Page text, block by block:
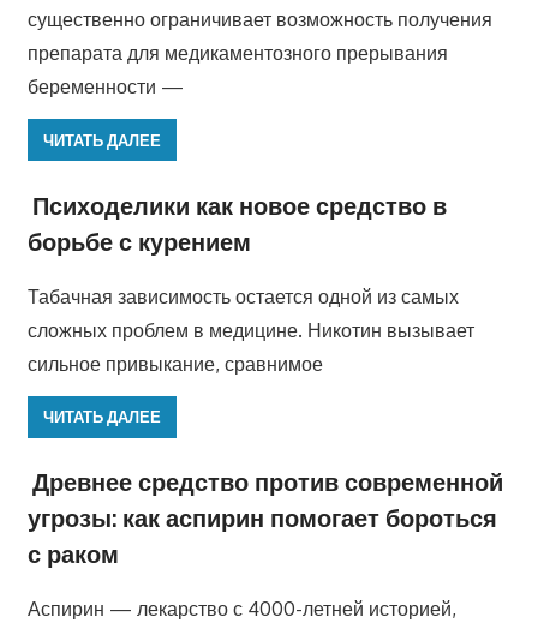
существенно ограничивает возможность получения
препарата для медикаментозного прерывания
беременности —
ЧИТАТЬ ДАЛЕЕ
Психоделики как новое средство в
борьбе с курением
Табачная зависимость остается одной из самых
сложных проблем в медицине. Никотин вызывает
сильное привыкание, сравнимое
ЧИТАТЬ ДАЛЕЕ
Древнее средство против современной
угрозы: как аспирин помогает бороться
с раком
Аспирин — лекарство с 4000-летней историей,